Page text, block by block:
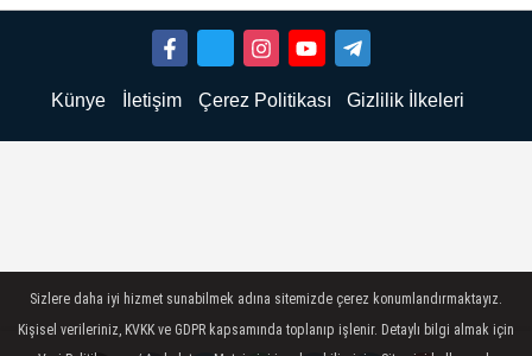
Künye İletişim Çerez Politikası Gizlilik İlkeleri
Sizlere daha iyi hizmet sunabilmek adına sitemizde çerez konumlandırmaktayız.
Kişisel verileriniz, KVKK ve GDPR kapsamında toplanıp işlenir. Detaylı bilgi almak için